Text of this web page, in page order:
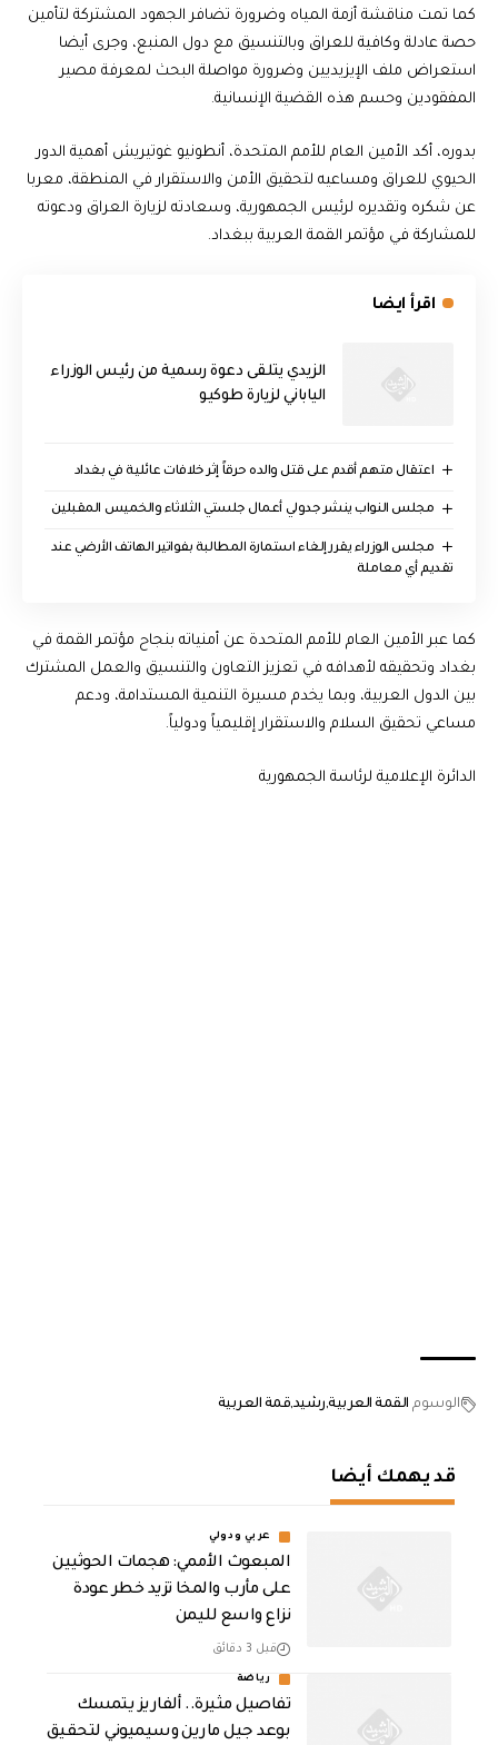
كما تمت مناقشة أزمة المياه وضرورة تضافر الجهود المشتركة لتأمين
حصة عادلة وكافية للعراق وبالتنسيق مع دول المنبع، وجرى أيضا
استعراض ملف الإيزيديين وضرورة مواصلة البحث لمعرفة مصير
المفقودين وحسم هذه القضية الإنسانية.
بدوره، أكد الأمين العام للأمم المتحدة، أنطونيو غوتيريش أهمية الدور
الحيوي للعراق ومساعيه لتحقيق الأمن والاستقرار في المنطقة، معربا
عن شكره وتقديره لرئيس الجمهورية، وسعادته لزيارة العراق ودعوته
للمشاركة في مؤتمر القمة العربية ببغداد.
اقرأ ايضا
الزيدي يتلقى دعوة رسمية من رئيس الوزراء
الياباني لزيارة طوكيو
اعتقال متهم أقدم على قتل والده حرقاً إثر خلافات عائلية في بغداد
مجلس النواب ينشر جدولي أعمال جلستي الثلاثاء والخميس المقبلين
مجلس الوزراء يقرر إلغاء استمارة المطالبة بفواتير الهاتف الأرضي عند
تقديم أي معاملة
كما عبر الأمين العام للأمم المتحدة عن أمنياته بنجاح مؤتمر القمة في
بغداد وتحقيقه لأهدافه في تعزيز التعاون والتنسيق والعمل المشترك
بين الدول العربية، وبما يخدم مسيرة التنمية المستدامة، ودعم
مساعي تحقيق السلام والاستقرار إقليمياً ودولياً.
الدائرة الإعلامية لرئاسة الجمهورية
الوسوم القمة العربية رشيدقمة العربية
قد يهمك أيضا
عربي ودولي
المبعوث الأممي: هجمات الحوثيين
على مأرب والمخا تزيد خطر عودة
نزاع واسع لليمن
قبل 3 دقائق
رياضة
تفاصيل مثيرة.. ألفاريز يتمسك
بوعد جيل مارين وسيميوني لتحقيق